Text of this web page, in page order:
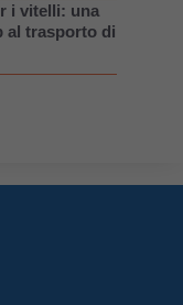
i vitelli: una
al trasporto di